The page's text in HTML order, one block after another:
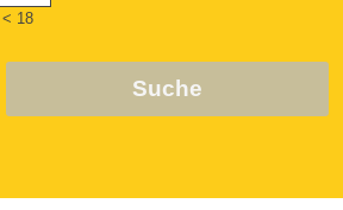
< 18
Suche